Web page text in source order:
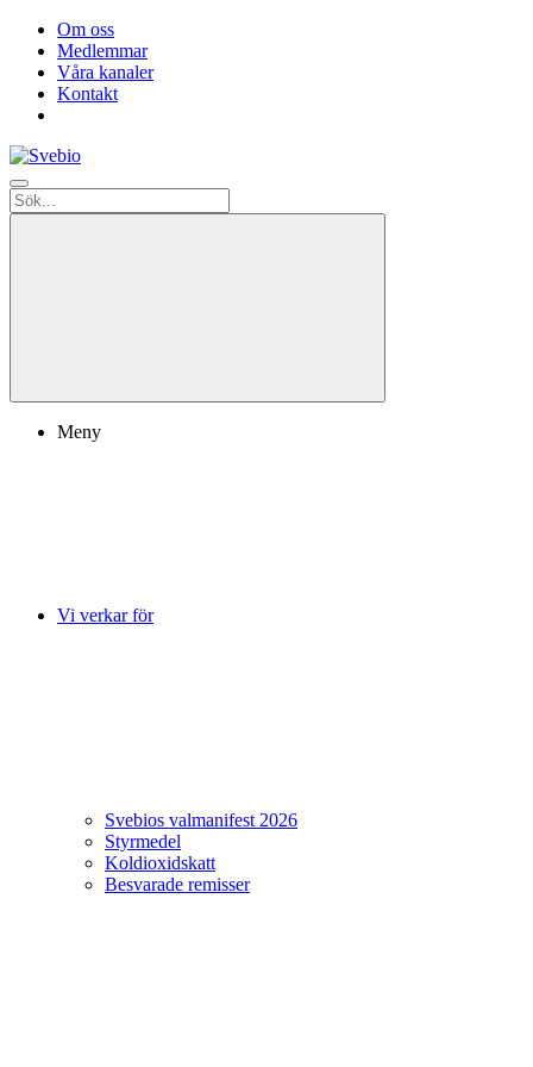
Om oss
Medlemmar
Våra kanaler
Kontakt
Meny
Vi verkar för
Svebios valmanifest 2026
Styrmedel
Koldioxidskatt
Besvarade remisser